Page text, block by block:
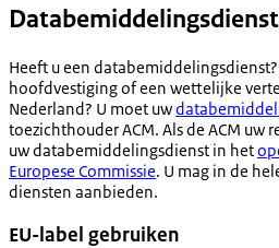
Heeft u een
hoofdvestiging of een wettelijke
Nederland? U moet uw
toezichthouder ACM. Als de ACM uw
uw databemiddelingsdienst in het
Europese Commissie. U mag in de
diensten aanbieden.
EU-label gebruiken